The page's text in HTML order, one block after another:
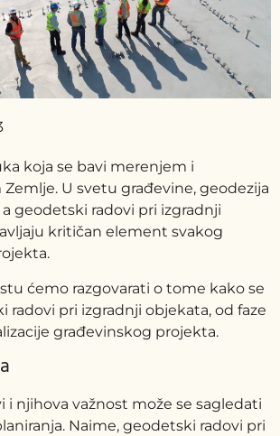
koja se bavi merenjem i
U svetu građevine, geodezija
geodetski radovi pri izgradnji
kritičan element svakog
ćemo razgovarati o tome kako se
radovi pri izgradnji objekata, od faze
građevinskog projekta.
i njihova važnost može se sagledati
Naime, geodetski radovi pri